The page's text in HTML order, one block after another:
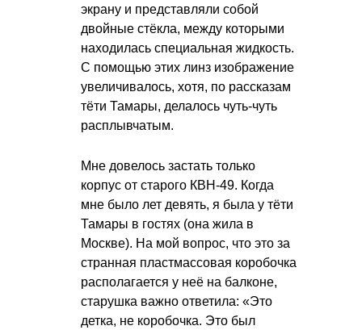
экрану и представляли собой
двойные стёкла, между которыми
находилась специальная жидкость.
С помощью этих линз изображение
увеличивалось, хотя, по рассказам
тёти Тамары, делалось чуть-чуть
расплывчатым.
Мне довелось застать только
корпус от старого КВН-49. Когда
мне было лет девять, я была у тёти
Тамары в гостях (она жила в
Москве). На мой вопрос, что это за
странная пластмассовая коробочка
располагается у неё на балконе,
старушка важно ответила: «Это
детка, не коробочка. Это был